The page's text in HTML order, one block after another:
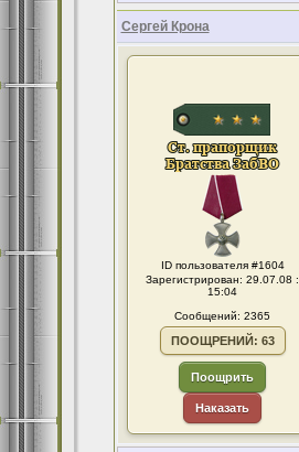
Сергей Крона
ID пользователя #1604
Зарегистрирован: 29.07.08 :
15:04
Сообщений: 2365
ПООЩРЕНИЙ: 63
Поощрить
Наказать